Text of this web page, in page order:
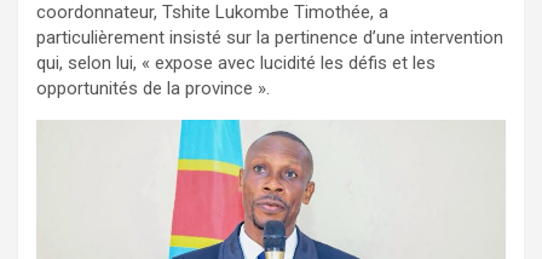
coordonnateur, Tshite Lukombe Timothée, a
particulièrement insisté sur la pertinence d’une intervention
qui, selon lui, « expose avec lucidité les défis et les
opportunités de la province ».